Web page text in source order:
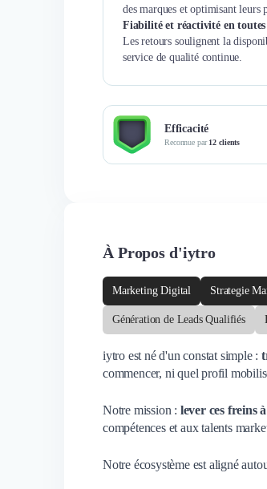
des marques et optimisant leurs
Fiabilité et réactivité en toutes
Les retours soulignent la
service de qualité continue.
Efficacité
Reconnue par12 clients
À Propos d'iytro
Marketing Digital Strategie
Génération de Leads Qualifiés
iytro est né d'un constat simple :
commencer, ni quel profil
Notre mission : lever ces freins
compétences et aux talents
Notre écosystème est aligné